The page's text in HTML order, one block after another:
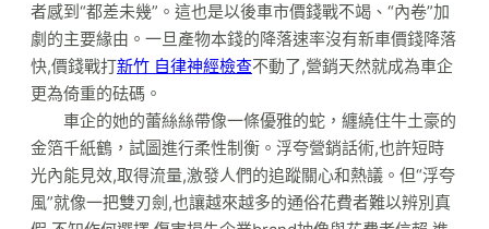
者感到“都差未幾”。這也是以後車市價錢戰不竭、“內卷”加
劇的主要緣由。一旦產物本錢的降落速率沒有新車價錢降落
快,價錢戰打新竹 自律神經檢查不動了,營銷天然就成為車企
更為倚重的砝碼。
車企的她的蕾絲絲帶像一條優雅的蛇，纏繞住牛土豪的
金箔千紙鶴，試圖進行柔性制衡。浮夸營銷話術,也許短時
光內能見效,取得流量,激發人們的追蹤關心和熱議。但“浮夸
風”就像一把雙刃劍,也讓越來越多的通俗花費者難以辨別真